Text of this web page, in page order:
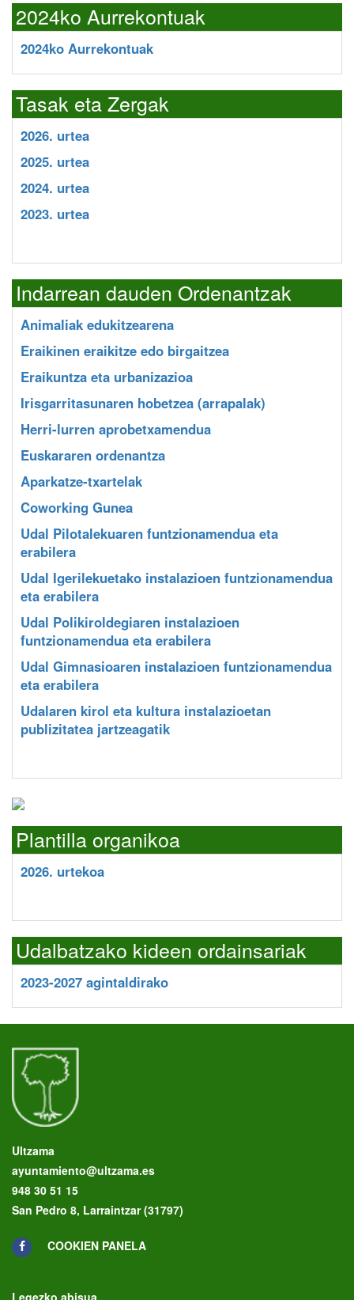
2024ko Aurrekontuak
2024ko Aurrekontuak
Tasak eta Zergak
2026. urtea
2025. urtea
2024. urtea
2023. urtea
Indarrean dauden Ordenantzak
Animaliak edukitzearena
Eraikinen eraikitze edo birgaitzea
Eraikuntza eta urbanizazioa
Irisgarritasunaren hobetzea (arrapalak)
Herri-lurren aprobetxamendua
Euskararen ordenantza
Aparkatze-txartelak
Coworking Gunea
Udal Pilotalekuaren funtzionamendua eta
erabilera
Udal Igerilekuetako instalazioen funtzionamendua
eta erabilera
Udal Polikiroldegiaren instalazioen
funtzionamendua eta erabilera
Udal Gimnasioaren instalazioen funtzionamendua
eta erabilera
Udalaren kirol eta kultura instalazioetan
publizitatea jartzeagatik
Plantilla organikoa
2026. urtekoa
Udalbatzako kideen ordainsariak
2023-2027 agintaldirako
Ultzama
ayuntamiento@ultzama.es
948 30 51 15
San Pedro 8, Larraintzar (31797)
COOKIEN PANELA